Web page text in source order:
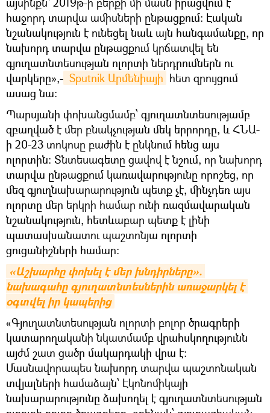
հաջորդ տարվա ամիսների ընթացքում: Էական
նշանակություն է ունեցել նաև այն հանգամանքը, որ
նախորդ տարվա ընթացքում կրճատվել են
գյուղատնտեսության ոլորտի ներդրումներն ու
վարկերը»,- Sputnik Արմենիայի հետ զրույցում
ասաց նա:
Պարսյանի փոխանցմամբ՝ գյուղատնտեսությամբ
զբաղված է մեր բնակչության մեկ երրորդը, և ՀՆԱ-
ի 20-23 տոկոսը բաժին է ընկնում հենց այս
ոլորտին: Տնտեսագետը ցավով է նշում, որ նախորդ
տարվա ընթացքում կառավարությունը որոշեց, որ
մեզ գյուղնախարարություն պետք չէ, մինչդեռ այս
ոլորտը մեր երկրի համար ունի ռազմավարական
նշանակություն, հետևաբար պետք է լինի
պատասխանատու պաշտոնյա ոլորտի
ցուցանիշների համար:
«Աշխարհը փոխել է մեր խնդիրները».
նախագահը գյուղատնտեսներին առաջարկել է
օգտվել իր կապերից
«Գյուղատնտեսության ոլորտի բոլոր ծրագրերի
կատարողականի նկատմամբ վրահսկողությունն
այժմ շատ ցածր մակարդակի վրա է:
Մասնավորապես նախորդ տարվա պաշտոնական
տվյալների համաձայն՝ Էկոնոմիկայի
նախարարությունը ձախողել է գյուղատնտեսության